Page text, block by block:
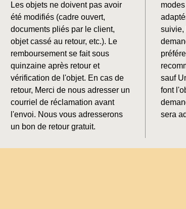
Les objets ne doivent pas avoir
été modifiés (cadre ouvert,
documents pliés par le client,
objet cassé au retour, etc.). Le
remboursement se fait sous
quinzaine après retour et
vérification de l'objet. En cas de
retour, Merci de nous adresser un
courriel de réclamation avant
l'envoi. Nous vous adresserons
un bon de retour gratuit.
suivie,
sauf
font
sera